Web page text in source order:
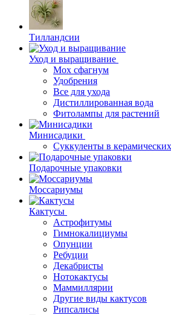
Тилландсии
Уход и выращивание
Мох сфагнум
Удобрения
Все для ухода
Дистиллированная вода
Фитолампы для растений
Минисадики
Суккуленты в
Подарочные упаковки
Моссариумы
Кактусы
Астрофитумы
Гимнокалициумы
Опунции
Ребуции
Декабристы
Нотокактусы
Маммиллярии
Другие виды кактусов
Рипсалисы